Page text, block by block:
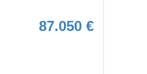
87.050 €